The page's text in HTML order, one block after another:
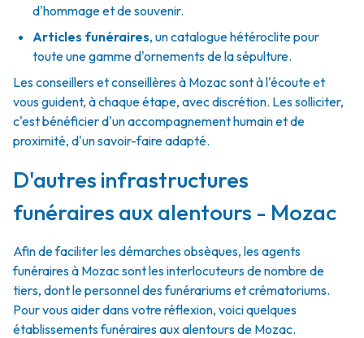
d'hommage et de souvenir.
Articles funéraires, un catalogue hétéroclite pour
toute une gamme d'ornements de la sépulture.
Les conseillers et conseillères à Mozac sont à l'écoute et
vous guident, à chaque étape, avec discrétion. Les solliciter,
c'est bénéficier d'un accompagnement humain et de
proximité, d'un savoir-faire adapté.
D'autres infrastructures
funéraires aux alentours - Mozac
Afin de faciliter les démarches obsèques, les agents
funéraires à Mozac sont les interlocuteurs de nombre de
tiers, dont le personnel des funérariums et crématoriums.
Pour vous aider dans votre réflexion, voici quelques
établissements funéraires aux alentours de Mozac.